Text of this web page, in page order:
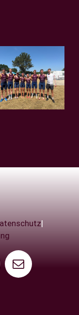
Teamsprint
der
Regionalliga
in Rostock
|